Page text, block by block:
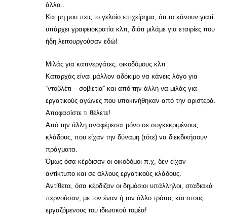
άλλα..
Και μη μου πεις το γελοίο επιχείρημα, ότι το κάνουν γιατί
υπάρχει γραφειοκρατία κλπ, διότι μιλάμε για εταιρίες που
ήδη λειτουργούσαν εδώ!
Μιλάς για καπνεργάτες, οικοδόμους κλπ
Καταρχάς είναι μάλλον αδόκιμο να κάνεις λόγο για
“ντοβλέτι – σοβιετία” και από την άλλη να μιλάς για
εργατικούς αγώνες που υποκινήθηκαν από την αριστερά.
Αποφασίστε τι θέλετε!
Από την άλλη αναφέρεσαι μόνο σε συγκεκριμένους
κλάδους, που είχαν την δύναμη (τότε) να διεκδικήσουν
πράγματα.
Όμως όσα κέρδισαν οι οικοδόμοι π.χ, δεν είχαν
αντίκτυπο και σε άλλους εργατικούς κλάδους.
Αντίθετα, όσα κέρδιζαν οι δημόσιοι υπάλληλοι, σταδιακά
περνούσαν, με τον έναν ή τον άλλο τρόπο, και στους
εργαζόμενους του ιδιωτικού τομέα!